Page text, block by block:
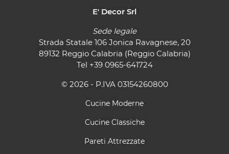
E' Decor Srl
Sede legale
Strada Statale 106 Jonica Ravagnese, 20
89132 Reggio Calabria (Reggio Calabria)
Tel +39 0965-641724
© 2026 - P.IVA 03154260800
Cucine Moderne
Cucine Classiche
Pareti Attrezzate